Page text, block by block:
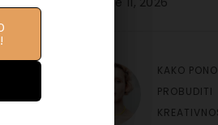
KAKO
PROBUDITI